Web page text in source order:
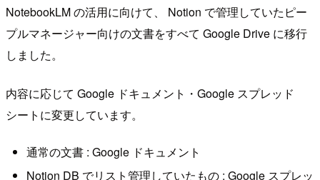
NotebookLM の活用に向けて、 Notion で管理していたピー
プルマネージャー向けの文書をすべて Google Drive に移行
しました。
内容に応じて Google ドキュメント・Google スプレッド
シートに変更しています。
通常の文書 : Google ドキュメント
Notion DB でリスト管理していたもの : Google スプレッ